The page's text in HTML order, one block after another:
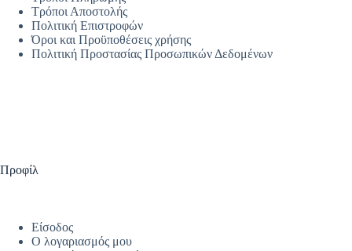
Τρόποι Αποστολής
Πολιτική Επιστροφών
Όροι και Προϋποθέσεις χρήσης
Πολιτική Προστασίας Προσωπικών Δεδομένων
Προφίλ
Είσοδος
Ο λογαριασμός μου